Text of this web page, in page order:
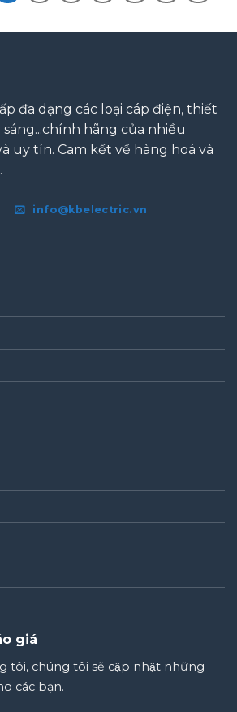
đa dạng các loại cáp điện, thiết
hãng của nhiều
uy tín. Cam kết về hàng hoá và
info@kbelectric.vn
giá
tôi, chúng tôi sẽ cập nhật những
các bạn.